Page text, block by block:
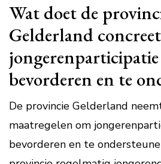
Wat doet de
Gelderland
bevorderen en te
De provincie Gelderland
maatregelen om
bevorderen en te